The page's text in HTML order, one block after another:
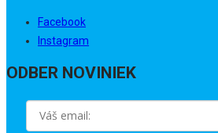
Facebook
Instagram
ODBER NOVINIEK